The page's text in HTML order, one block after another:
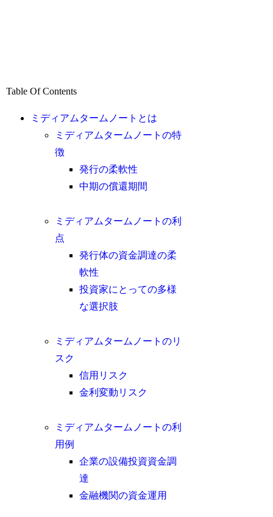
Table Of Contents
ミディアムタームノートとは
ミディアムタームノートの特
徴
発行の柔軟性
中期の償還期間
ミディアムタームノートの利
点
発行体の資金調達の柔
軟性
投資家にとっての多様
な選択肢
ミディアムタームノートのリ
スク
信用リスク
金利変動リスク
ミディアムタームノートの利
用例
企業の設備投資資金調
達
金融機関の資金運用